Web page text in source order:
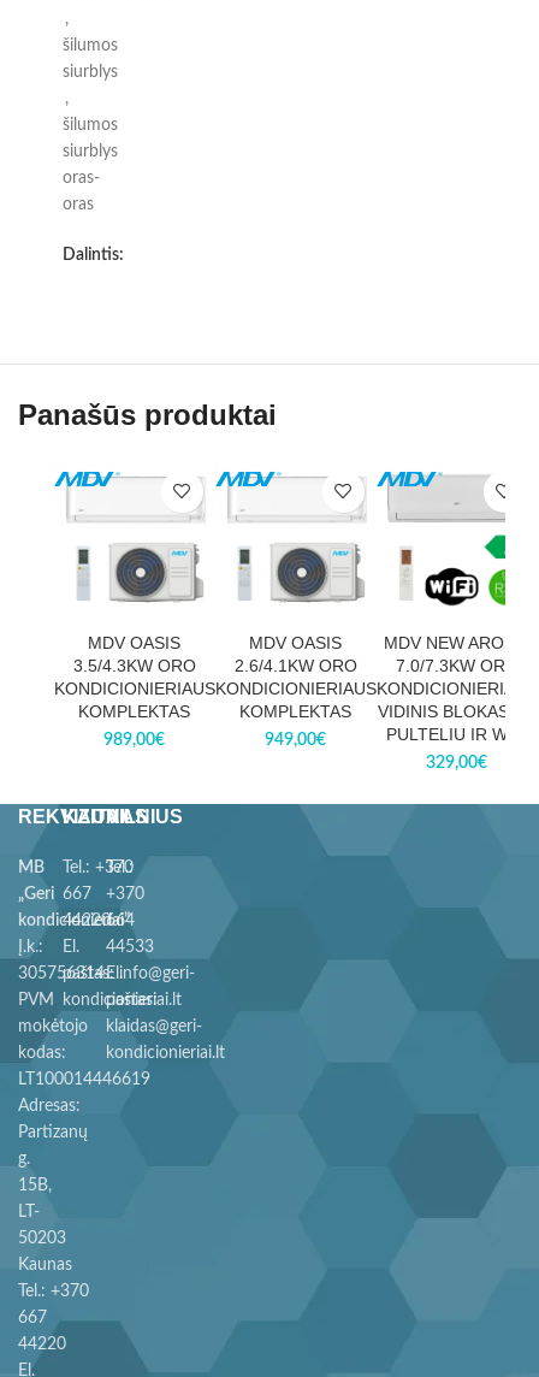
,
šilumos
siurblys
,
šilumos
siurblys
oras-
oras
Dalintis:
Panašūs produktai
MDV OASIS
3.5/4.3KW ORO
KONDICIONIERIAUS
KOMPLEKTAS
989,00€
MDV OASIS
2.6/4.1KW ORO
KONDICIONIERIAUS
KOMPLEKTAS
949,00€
MDV NEW AROMA
7.0/7.3KW ORO
KONDICIONIERIAUS
VIDINIS BLOKAS SU
PULTELIU IR WIFI
329,00€
REKVIZITAI
MB
„Geri
kondicionieriai”
Į.k.:
305756314
PVM
mokėtojo
kodas:
LT100014446619
Adresas:
Partizanų
g.
15B,
LT-
50203
Kaunas
Tel.: +370
667
44220
El.
KAUNAS
Tel.: +370
667
44220
El.
paštas: info@geri-
kondicionieriai.lt
VILNIUS
Tel.:
+370
664
44533
El.
paštas:
klaidas@geri-
kondicionieriai.lt